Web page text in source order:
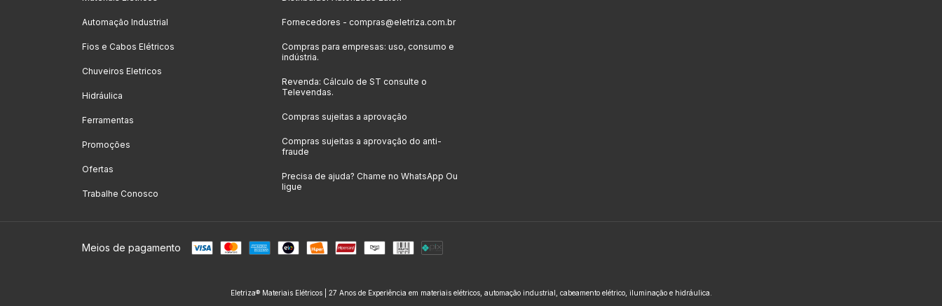
Automação Industrial
Fios e Cabos Elétricos
Chuveiros Eletricos
Hidráulica
Ferramentas
Promoções
Ofertas
Trabalhe Conosco
Fornecedores - compras@eletriza.com.br
Compras para empresas: uso, consumo e
indústria.
Revenda: Cálculo de ST consulte o
Televendas.
Compras sujeitas a aprovação
Compras sujeitas a aprovação do anti-
fraude
Precisa de ajuda? Chame no WhatsApp Ou
ligue
Meios de pagamento
Eletriza® Materiais Elétricos | 27 Anos de Experiência em materiais elétricos, automação industrial, cabeamento elétrico, iluminação e hidráulica.